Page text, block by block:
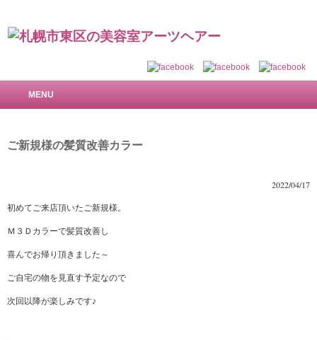
MENU
ご新規様の髪質改善カラー
2022/04/17
初めてご来店頂いたご新規様。
Ｍ３Ｄカラーで髪質改善し
喜んでお帰り頂きました～
ご自宅の物を見直す予定なので
次回以降が楽しみです♪